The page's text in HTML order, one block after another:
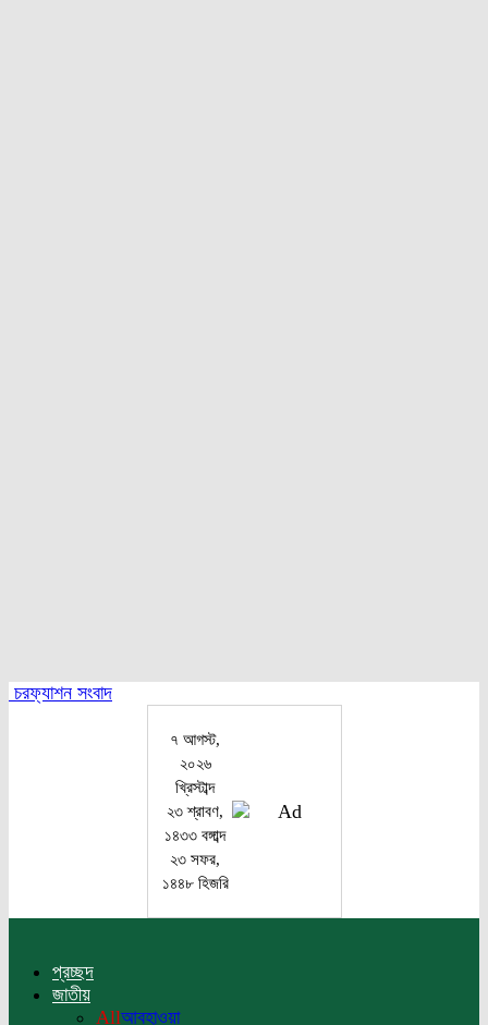
চরফ্যাশন সংবাদ
৭ আগস্ট,
২০২৬
খ্রিস্টাব্দ
২৩ শ্রাবণ,
১৪৩৩ বঙ্গাব্দ
২৩ সফর,
১৪৪৮ হিজরি
প্রচ্ছদ
জাতীয়
Allআবহাওয়া